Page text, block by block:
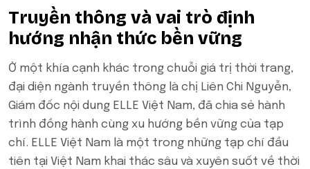
Truyền thông và vai trò định
hướng nhận thức bền vững
Ở một khía cạnh khác trong chuỗi giá trị thời trang,
đại diện ngành truyền thông là chị Liên Chi Nguyễn,
Giám đốc nội dung ELLE Việt Nam, đã chia sẻ hành
trình đồng hành cùng xu hướng bền vững của tạp
chí. ELLE Việt Nam là một trong những tạp chí đầu
tiên tại Việt Nam khai thác sâu và xuyên suốt về thời